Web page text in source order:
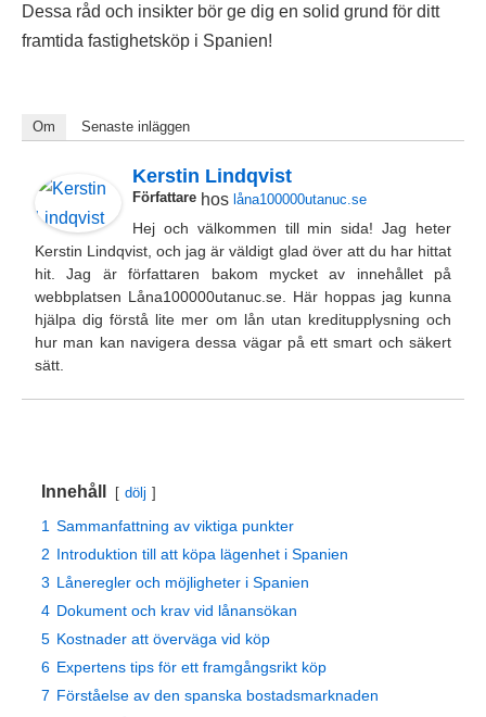
Dessa råd och insikter bör ge dig en solid grund för ditt
framtida fastighetsköp i Spanien!
Om Senaste inläggen
Kerstin Lindqvist
Författare hos låna100000utanuc.se
Hej och välkommen till min sida! Jag heter
Kerstin Lindqvist, och jag är väldigt glad över att du har hittat
hit. Jag är författaren bakom mycket av innehållet på
webbplatsen Låna100000utanuc.se. Här hoppas jag kunna
hjälpa dig förstå lite mer om lån utan kreditupplysning och
hur man kan navigera dessa vägar på ett smart och säkert
sätt.
Innehåll dölj
1 Sammanfattning av viktiga punkter
2 Introduktion till att köpa lägenhet i Spanien
3 Låneregler och möjligheter i Spanien
4 Dokument och krav vid lånansökan
5 Kostnader att överväga vid köp
6 Expertens tips för ett framgångsrikt köp
7 Förståelse av den spanska bostadsmarknaden